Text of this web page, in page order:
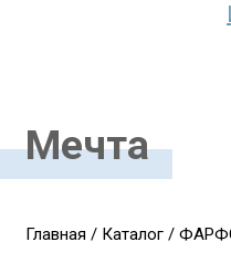
Мечта
Главная / Каталог /